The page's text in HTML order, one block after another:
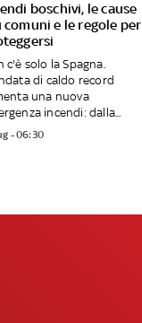
boschivi, le cause
comuni e le regole per
c'è solo la Spagna.
di caldo record
una nuova
incendi: dalla...
- 06:30